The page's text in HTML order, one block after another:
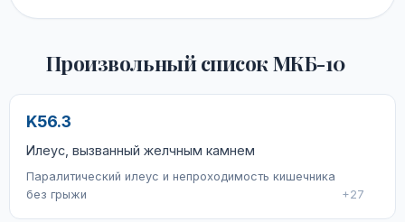
Произвольный список МКБ-10
K56.3
Илеус, вызванный желчным камнем
Паралитический илеус и непроходимость кишечника
без грыжи
+27